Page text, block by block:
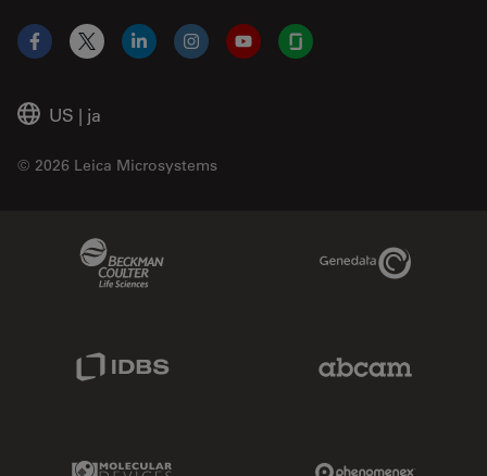
US | ja
© 2026 Leica Microsystems
Facebook
X LinkedInInstagramYouTubeGlassdoor
Genedata Link
Molecular Devices Link